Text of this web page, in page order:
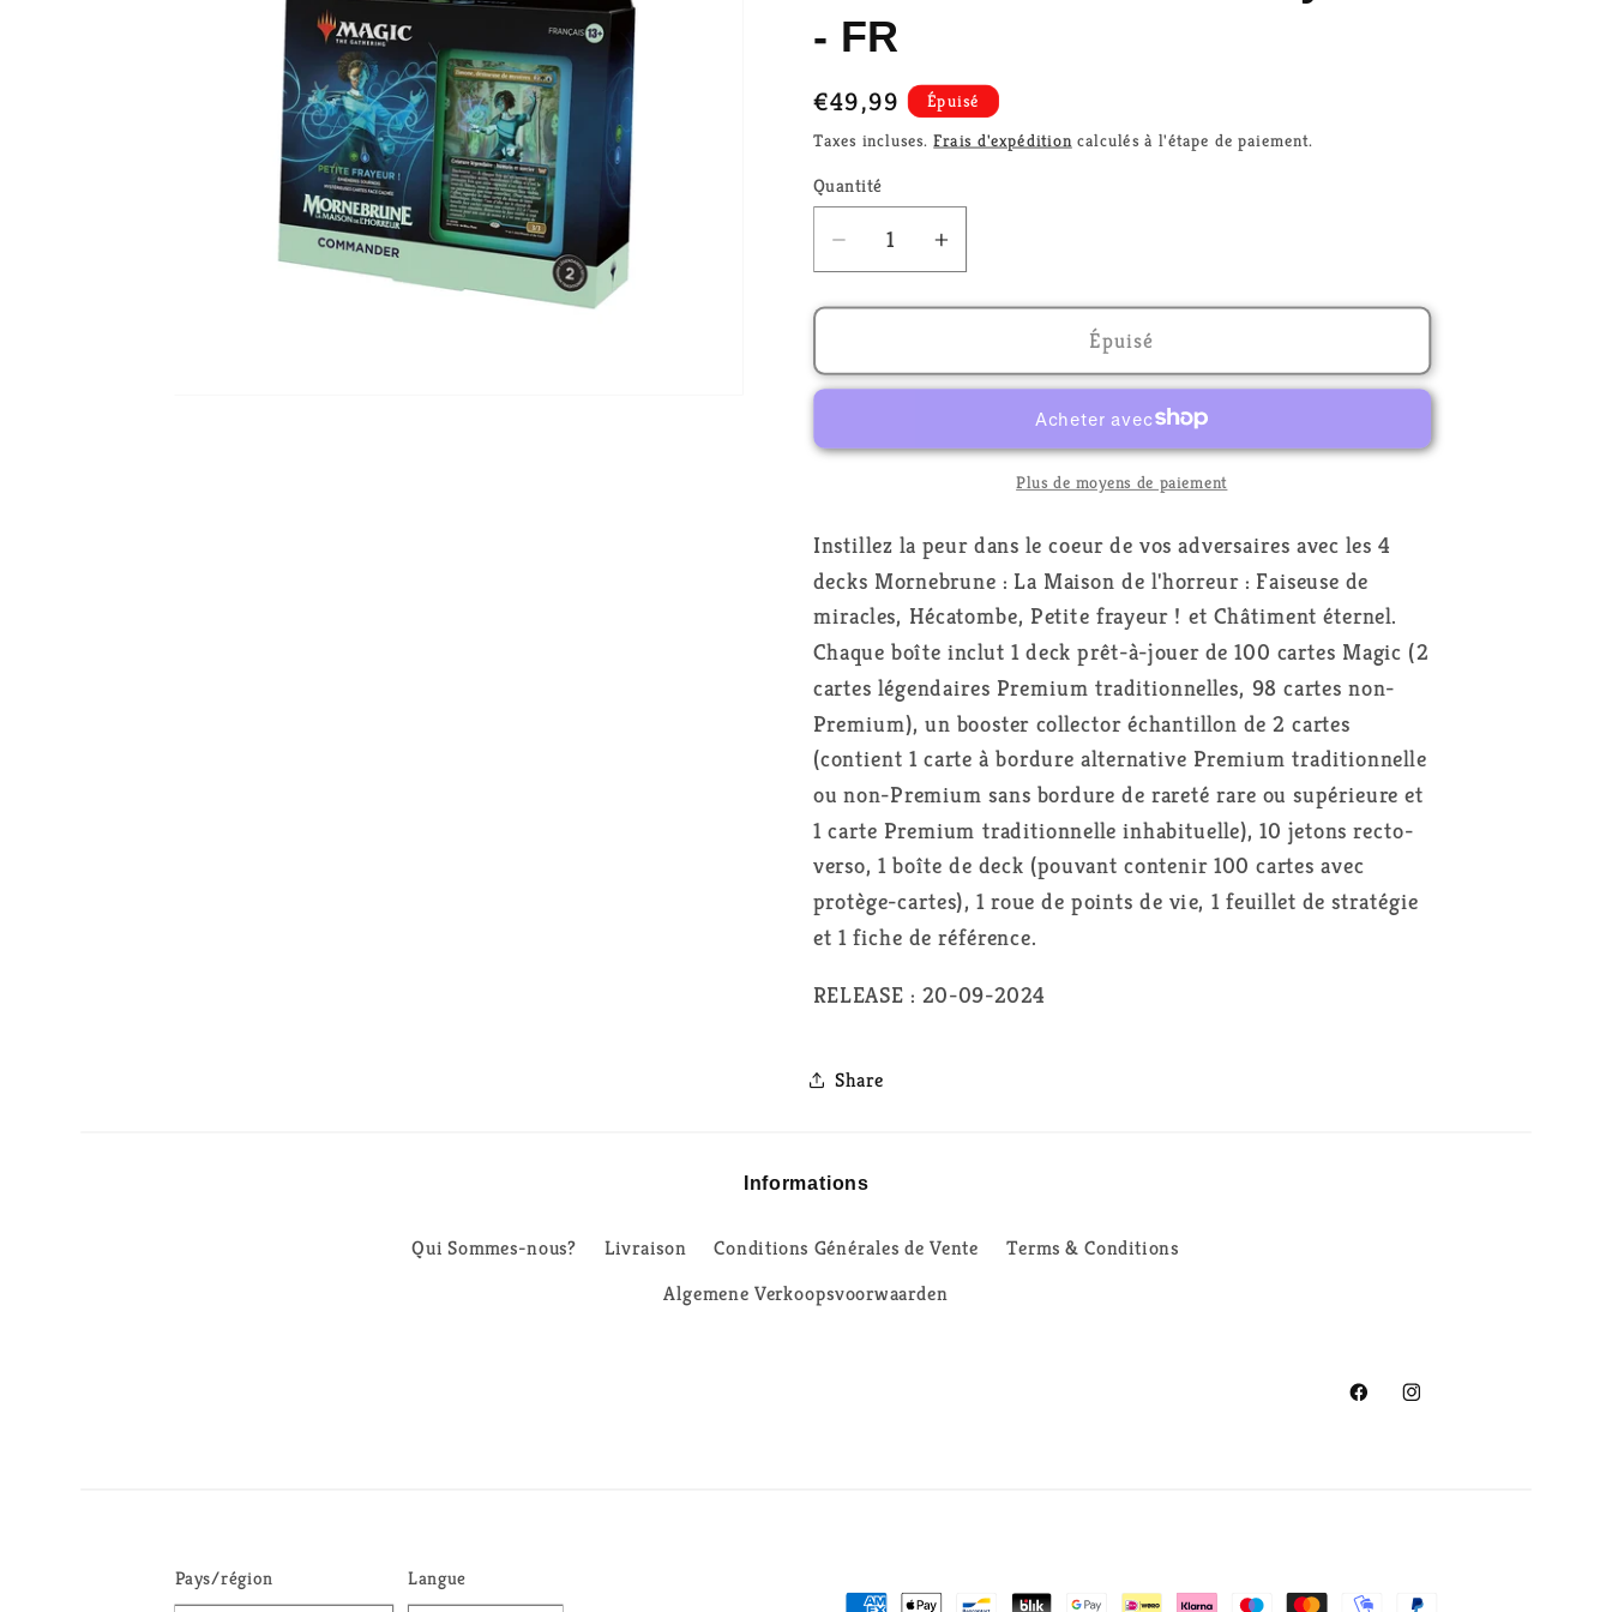
- FR
Prix
habituel
€49,99 Épuisé
Taxes incluses.Frais d'expédition calculés à l'étape de paiement.
Quantité
Réduire
la
quantité
MTG
-
La
l&#39;Horreur
-
Deck
Commander
-
Petite
frayeur
FR
Augmenter
la
quantité
MTG
-
Mornebrune
La
Maison
l&#39;Horreur
-
Deck
Commander
-
Petite
frayeur
FR
Épuisé
Plus de moyens de paiement
Instillez la peur dans le coeur de vos adversaires avec les 4
decks Mornebrune : La Maison de l'horreur : Faiseuse de
miracles, Hécatombe, Petite frayeur ! et Châtiment éternel.
Chaque boîte inclut 1 deck prêt-à-jouer de 100 cartes Magic (2
cartes légendaires Premium traditionnelles, 98 cartes non-
Premium), un booster collector échantillon de 2 cartes
(contient 1 carte à bordure alternative Premium traditionnelle
ou non-Premium sans bordure de rareté rare ou supérieure et
1 carte Premium traditionnelle inhabituelle), 10 jetons recto-
verso, 1 boîte de deck (pouvant contenir 100 cartes avec
protège-cartes), 1 roue de points de vie, 1 feuillet de stratégie
et 1 fiche de référence.
RELEASE : 20-09-2024
Share
Informations
Qui Sommes-nous? Livraison Conditions Générales de Vente
Terms & Conditions
Algemene Verkoopsvoorwaarden
FacebookInstagram
Pays/région Langue